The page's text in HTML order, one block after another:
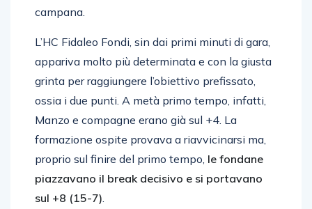
campana.
L’HC Fidaleo Fondi, sin dai primi minuti di gara,
appariva molto più determinata e con la giusta
grinta per raggiungere l’obiettivo prefissato,
ossia i due punti. A metà primo tempo, infatti,
Manzo e compagne erano già sul +4. La
formazione ospite provava a riavvicinarsi ma,
proprio sul finire del primo tempo, le fondane
piazzavano il break decisivo e si portavano
sul +8 (15-7).